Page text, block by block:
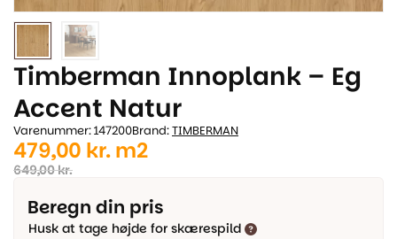
Timberman Innoplank – Eg
Accent Natur
Varenummer: 147200Brand:TIMBERMAN
649,00kr.
Den
oprindelige
pris
var:
479,00 kr.
Den
aktuelle
pris
er:
m2
Beregn din pris
Husk at tage højde for skærespild